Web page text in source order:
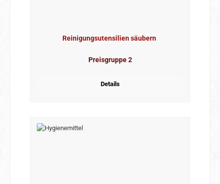
Reinigungsutensilien säubern
Preisgruppe 2
Details